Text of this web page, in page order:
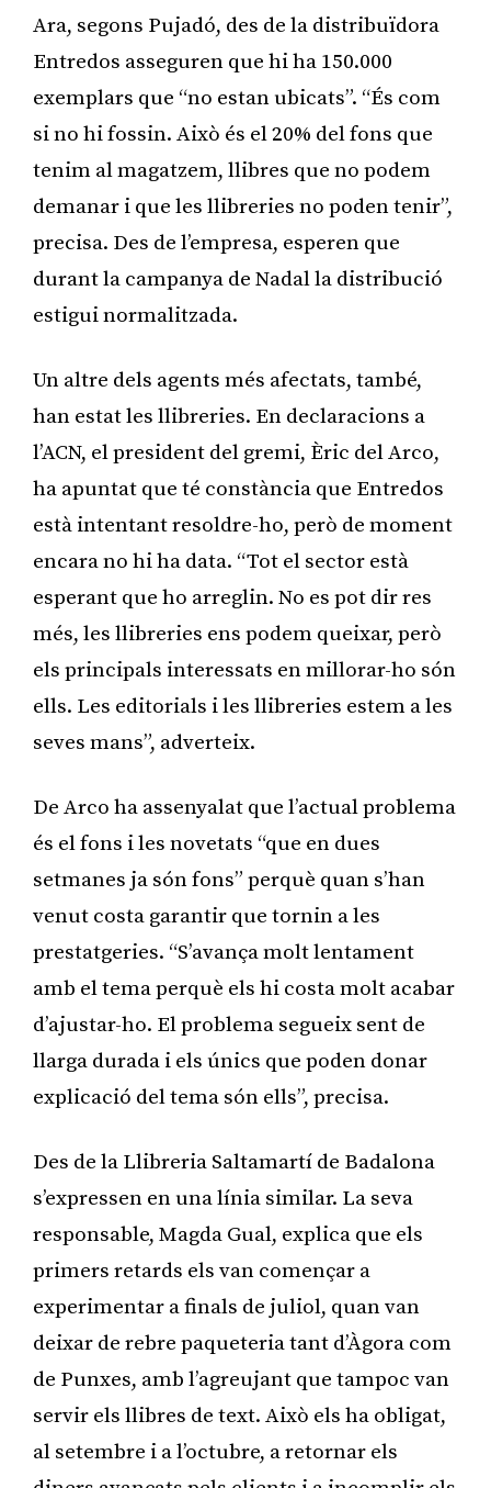
Ara, segons Pujadó, des de la distribuïdora
Entredos asseguren que hi ha 150.000
exemplars que “no estan ubicats”. “És com
si no hi fossin. Això és el 20% del fons que
tenim al magatzem, llibres que no podem
demanar i que les llibreries no poden tenir”,
precisa. Des de l’empresa, esperen que
durant la campanya de Nadal la distribució
estigui normalitzada.
Un altre dels agents més afectats, també,
han estat les llibreries. En declaracions a
l’ACN, el president del gremi, Èric del Arco,
ha apuntat que té constància que Entredos
està intentant resoldre-ho, però de moment
encara no hi ha data. “Tot el sector està
esperant que ho arreglin. No es pot dir res
més, les llibreries ens podem queixar, però
els principals interessats en millorar-ho són
ells. Les editorials i les llibreries estem a les
seves mans”, adverteix.
De Arco ha assenyalat que l’actual problema
és el fons i les novetats “que en dues
setmanes ja són fons” perquè quan s’han
venut costa garantir que tornin a les
prestatgeries. “S’avança molt lentament
amb el tema perquè els hi costa molt acabar
d’ajustar-ho. El problema segueix sent de
llarga durada i els únics que poden donar
explicació del tema són ells”, precisa.
Des de la Llibreria Saltamartí de Badalona
s’expressen en una línia similar. La seva
responsable, Magda Gual, explica que els
primers retards els van començar a
experimentar a finals de juliol, quan van
deixar de rebre paqueteria tant d’Àgora com
de Punxes, amb l’agreujant que tampoc van
servir els llibres de text. Això els ha obligat,
al setembre i a l’octubre, a retornar els